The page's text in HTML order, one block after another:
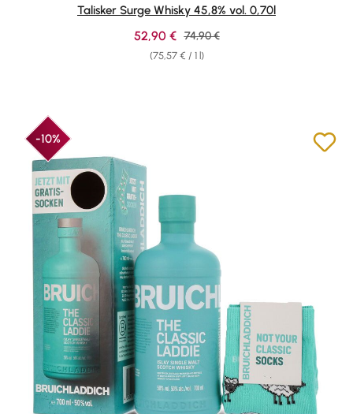
Talisker Surge Whisky 45,8% vol. 0,70l
(75,57 € / 1 l)
Sale price:
52,90 € Regular price:
74,90 €
-10%